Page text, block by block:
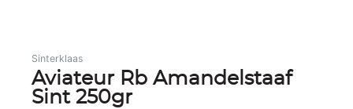
Sinterklaas
Aviateur Rb Amandelstaaf
Sint 250gr